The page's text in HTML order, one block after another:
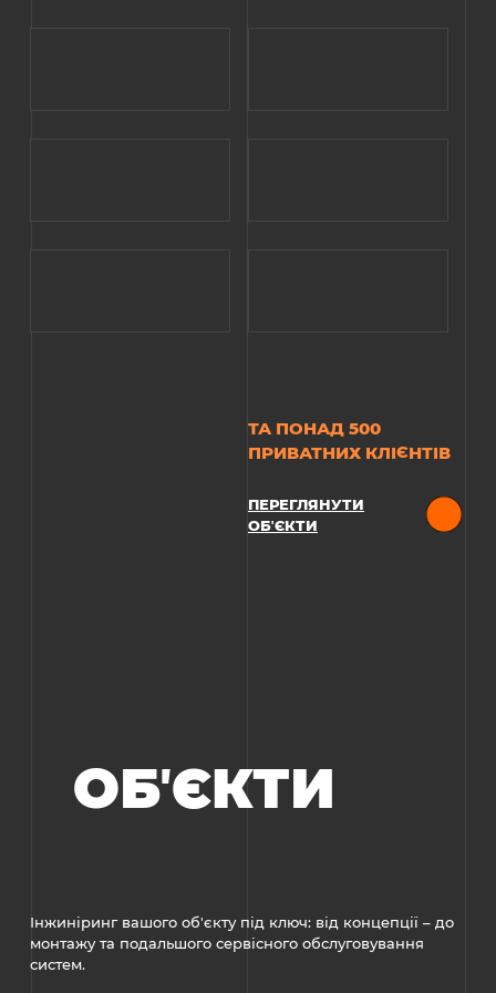
ТА ПОНАД 500
ПРИВАТНИХ КЛІЄНТІВ
ПЕРЕГЛЯНУТИ
ОБʼЄКТИ
ОБʼЄКТИ
Інжиніринг вашого об'єкту під ключ: від концепції – до
монтажу та подальшого сервісного обслуговування
систем.